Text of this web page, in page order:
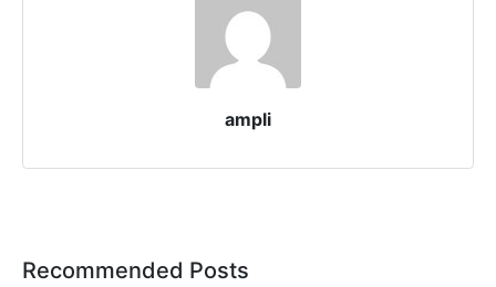
ampli
Recommended Posts